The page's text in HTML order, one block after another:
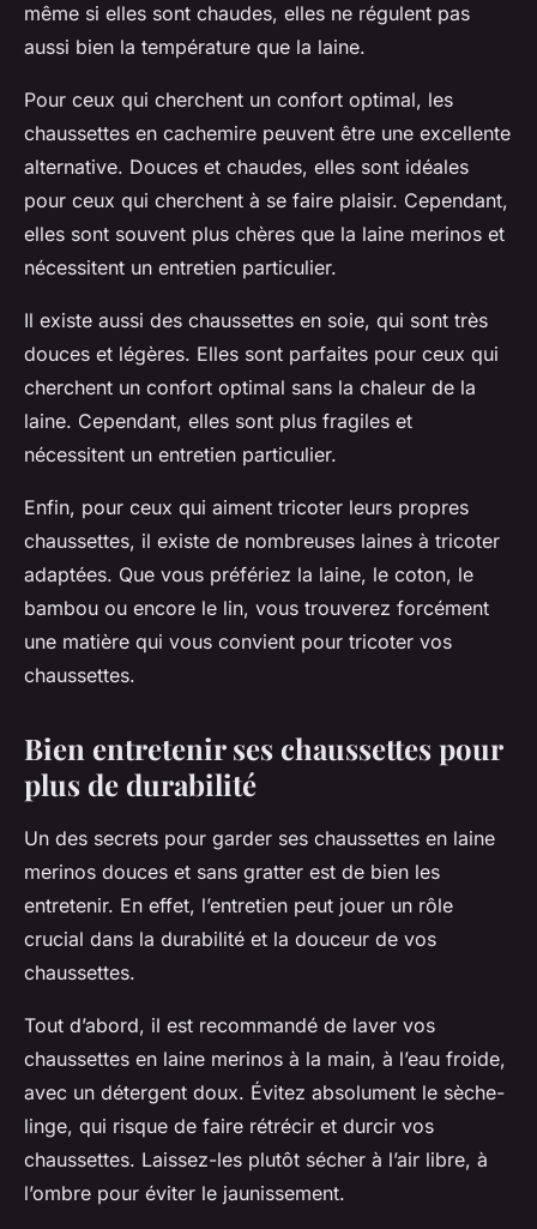
même si elles sont chaudes, elles ne régulent pas
aussi bien la température que la laine.
Pour ceux qui cherchent un confort optimal, les
chaussettes en cachemire peuvent être une excellente
alternative. Douces et chaudes, elles sont idéales
pour ceux qui cherchent à se faire plaisir. Cependant,
elles sont souvent plus chères que la laine merinos et
nécessitent un entretien particulier.
Il existe aussi des chaussettes en soie, qui sont très
douces et légères. Elles sont parfaites pour ceux qui
cherchent un confort optimal sans la chaleur de la
laine. Cependant, elles sont plus fragiles et
nécessitent un entretien particulier.
Enfin, pour ceux qui aiment tricoter leurs propres
chaussettes, il existe de nombreuses laines à tricoter
adaptées. Que vous préfériez la laine, le coton, le
bambou ou encore le lin, vous trouverez forcément
une matière qui vous convient pour tricoter vos
chaussettes.
Bien entretenir ses chaussettes pour
plus de durabilité
Un des secrets pour garder ses chaussettes en laine
merinos douces et sans gratter est de bien les
entretenir. En effet, l’entretien peut jouer un rôle
crucial dans la durabilité et la douceur de vos
chaussettes.
Tout d’abord, il est recommandé de laver vos
chaussettes en laine merinos à la main, à l’eau froide,
avec un détergent doux. Évitez absolument le sèche-
linge, qui risque de faire rétrécir et durcir vos
chaussettes. Laissez-les plutôt sécher à l’air libre, à
l’ombre pour éviter le jaunissement.